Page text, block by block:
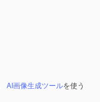
AI画像生成ツールを使う